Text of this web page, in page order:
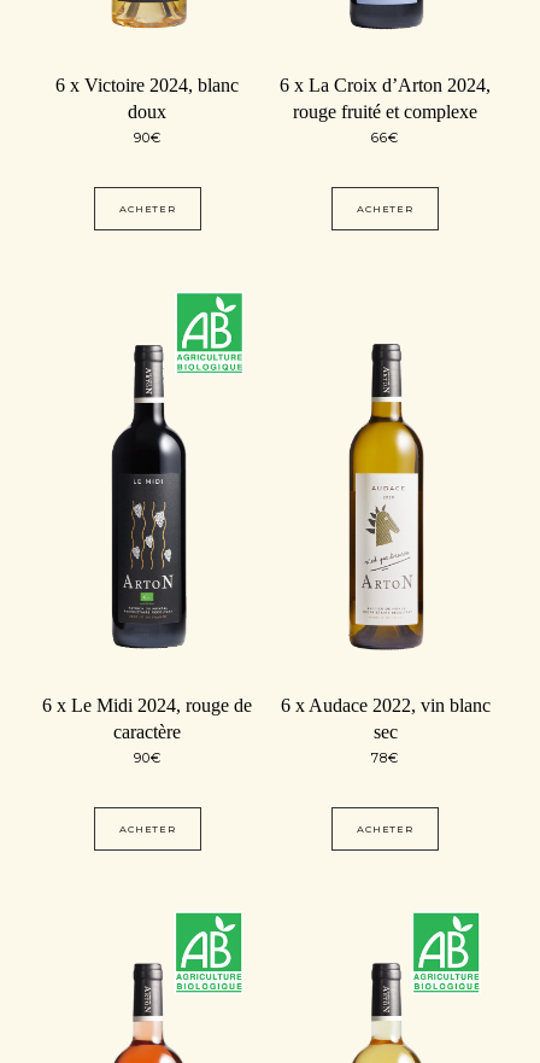
6 x Victoire 2024, blanc
doux
90€
ACHETER
6 x La Croix d’Arton 2024,
rouge fruité et complexe
66€
ACHETER
6 x Le Midi 2024, rouge de
caractère
90€
ACHETER
6 x Audace 2022, vin blanc
sec
78€
ACHETER